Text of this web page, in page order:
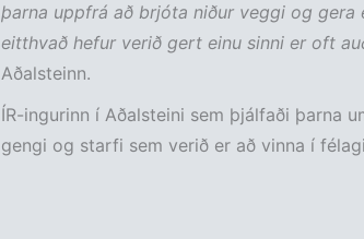
þarna uppfrá að brjóta niður veggi og
eitthvað hefur verið gert einu sinni er oft
Aðalsteinn.
ÍR-ingurinn í Aðalsteini sem þjálfaði þarna
gengi og starfi sem verið er að vinna í